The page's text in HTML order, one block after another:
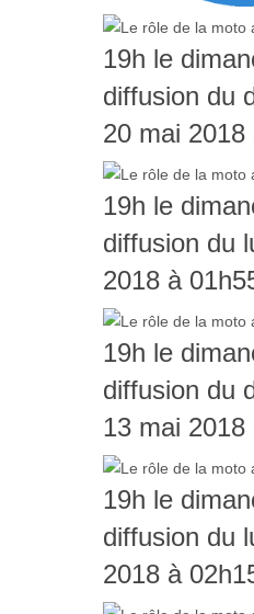
19h le
diffusion du
20 mai 2018
19h le
diffusion du
2018 à
19h le
diffusion du
13 mai 2018
19h le
diffusion du
2018 à